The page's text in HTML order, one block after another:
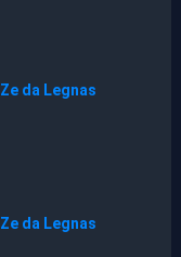
Ze da Legnas
Ze da Legnas